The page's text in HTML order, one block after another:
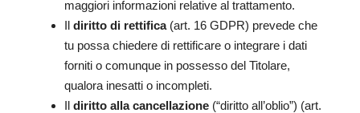
maggiori informazioni relative al trattamento.
Il diritto di rettifica(art. 16 GDPR) prevede che
tu possa chiedere di rettificare o integrare i dati
forniti o comunque in possesso del Titolare,
qualora inesatti o incompleti.
Il diritto alla cancellazione (“diritto all’oblio”) (art.